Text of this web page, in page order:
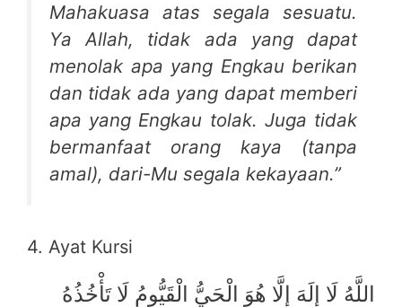
Mahakuasa atas segala sesuatu.
Ya Allah, tidak ada yang dapat
menolak apa yang Engkau berikan
dan tidak ada yang dapat memberi
apa yang Engkau tolak. Juga tidak
bermanfaat orang kaya (tanpa
amal), dari-Mu segala kekayaan.”
4. Ayat Kursi
اللَّهُ لَا إِلَهَ إِلَّا هُوَ الْحَيُّ الْقَيُّومُ لَا تَأْخُذُهُ